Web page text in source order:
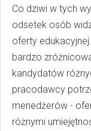
Co dziwi w tych
odsetek osób
oferty
bardzo
kandydatów
pracodawcy
menedżerów -
różnymi